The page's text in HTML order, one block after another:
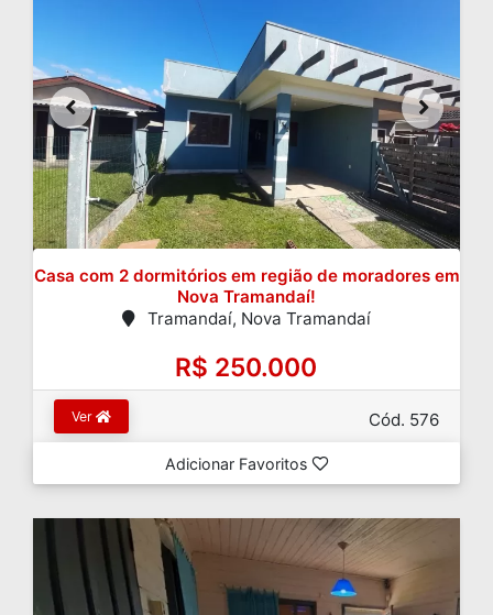
Casa com 2 dormitórios em região de moradores em
Nova Tramandaí!
Tramandaí, Nova Tramandaí
R$ 250.000
Ver Cód. 576
Adicionar Favoritos